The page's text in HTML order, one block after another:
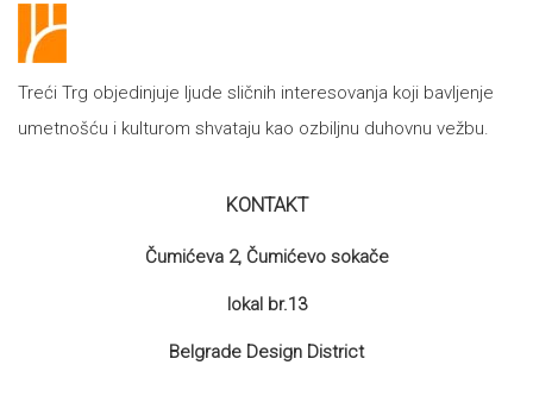
Treći Trg objedinjuje ljude sličnih interesovanja koji bavljenje
umetnošću i kulturom shvataju kao ozbiljnu duhovnu vežbu.
KONTAKT
Čumićeva 2, Čumićevo sokače
lokal br.13
Belgrade Design District